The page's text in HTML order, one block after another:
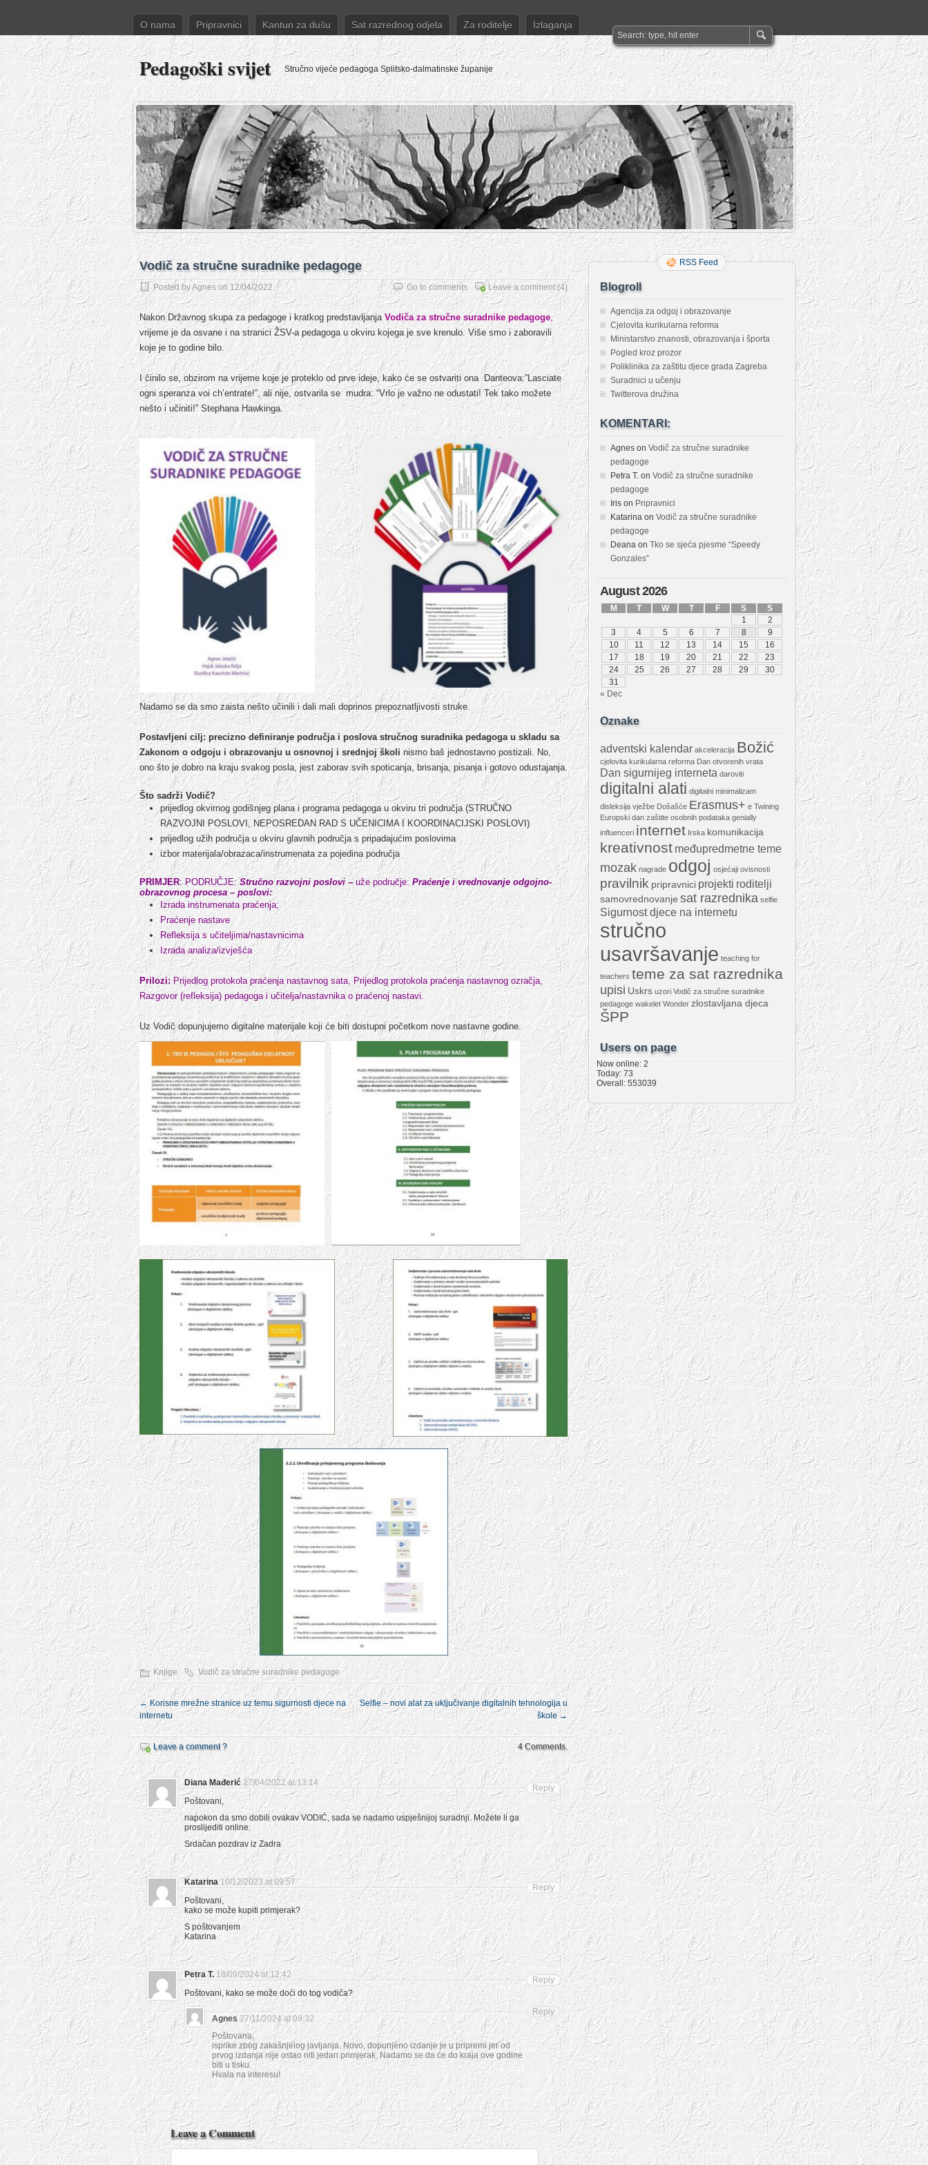
O nama Pripravnici Kantun za dušu Sat razrednog odjela Za roditelje Izlaganja
Pedagoški svijet Stručno vijeće pedagoga Splitsko-dalmatinske županije
Vodič za stručne suradnike pedagoge
Posted byAgnes on 12/04/2022 Leave a comment(4)
Go to comments
Nakon Državnog skupa za pedagoge i kratkog predstavljanjaVodiča za stručne suradnike pedagoge,
vrijeme je da osvane i na stranici ŽSV-a pedagoga u okviru kojega je sve krenulo. Više smo i zaboravili
koje je to godine bilo.
I činilo se, obzirom na vrijeme koje je proteklo od prve ideje, kako će se ostvariti ona Danteova:”Lasciate
ogni speranza voi ch’entrate!”, ali nije, ostvarila se mudra: “Vrlo je važno ne odustati! Tek tako možete
nešto i učiniti!” Stephana Hawkinga.
Nadamo se da smo zaista nešto učinili i dali mali doprinos prepoznatljivosti struke.
Postavljeni cilj: precizno definiranje područja i poslova stručnog suradnika pedagoga u skladu sa
Zakonom o odgoju i obrazovanju u osnovnoj i srednjoj školinismo baš jednostavno postizali. No,
ono što je dobro na kraju svakog posla, jest zaborav svih spoticanja, brisanja, pisanja i gotovo odustajanja.
Što sadrži Vodič?
prijedlog okvirnog godišnjeg plana i programa pedagoga u okviru tri područja (STRUČNO
RAZVOJNI POSLOVI, NEPOSREDAN RAD S UČENICIMA I KOORDINACIJSKI POSLOVI)
prijedlog užih područja u okviru glavnih područja s pripadajućim poslovima
izbor materijala/obrazaca/instrumenata za pojedina područja
PRIMJER: PODRUČJE:Stručno razvojni poslovi –uže područje:Praćenje i vrednovanje odgojno-
obrazovnog procesa – poslovi:
Izrada instrumenata praćenja;
Praćenje nastave
Refleksija s učiteljima/nastavnicima
Izrada analiza/izvješća
Prilozi:Prijedlog protokola praćenja nastavnog sata, Prijedlog protokola praćenja nastavnog ozračja,
Razgovor (refleksija) pedagoga i učitelja/nastavnika o praćenoj nastavi.
Uz Vodič dopunjujemo digitalne materijale koji će biti dostupni početkom nove nastavne godine.
Knjige Vodič za stručne suradnike pedagoge
←Korisne mrežne stranice uz temu sigurnosti djece na
internetu
Selfie – novi alat za uključivanje digitalnih tehnologija u
škole→
Leave a comment ? 4 Comments.
Diana Mađerić 27/04/2022 at 13:14
Poštovani,
napokon da smo dobili ovakav VODIĆ, sada se nadamo uspješnijoj suradnji. Možete li ga
proslijediti online.
Srdačan pozdrav iz Zadra
Reply
Katarina 10/12/2023 at 09:57
Poštovani,
kako se može kupiti primjerak?
S poštovanjem
Katarina
Reply
Petra T. 18/09/2024 at 12:42
Poštovani, kako se može doći do tog vodiča?
Reply
Agnes 27/11/2024 at 09:32
Poštovana,
isprike zbog zakašnjelog javljanja. Novo, dopunjeno izdanje je u pripremi jer od
prvog izdanja nije ostao niti jedan primjerak. Nadamo se da će do kraja ove godine
biti u tisku.
Hvala na interesu!
Reply
Leave a Comment
RSS Feed
Blogroll
Agencija za odgoj i obrazovanje
Cjelovita kurikularna reforma
Ministarstvo znanosti, obrazovanja i športa
Pogled kroz prozor
Poliklinika za zaštitu djece grada Zagreba
Suradnici u učenju
Twitterova družina
KOMENTARI:
Agnes on Vodič za stručne suradnike
pedagoge
Petra T. on Vodič za stručne suradnike
pedagoge
Iris on Pripravnici
Katarina on Vodič za stručne suradnike
pedagoge
Deana on Tko se sjeća pjesme “Speedy
Gonzales”
August 2026
M T W T F S
S
1
2
3
4 5 6 7 8
9
10
11 12 13 14 15
16
17
18 19 20 21 22
23
24
25 26 27 28 29
30
31
« Dec
Oznake
adventski kalendar akceleracija Božić
cjelovita kurikularna reforma Dan otvorenih vrata
Dan sigurnijeg interneta daroviti
digitalni alati digitalni minimalizam
disleksija vježbe Došašće Erasmus+ e Twining
Europski dan zaštite osobnih podataka genially
influenceri internet Irska komunikacija
kreativnost međupredmetne teme
mozak nagrade odgoj osjećaji ovisnosti
pravilnik pripravnici projekti roditelji
samovrednovanje sat razrednika selfie
Sigurnost djece na internetu
stručno
usavršavanje teaching for
teachers teme za sat razrednika
upisi Uskrs uzori Vodič za stručne suradnike
pedagoge wakelet Wonder zlostavljana djeca
ŠPP
Users on page
Now online: 2
Today: 73
Overall: 553039